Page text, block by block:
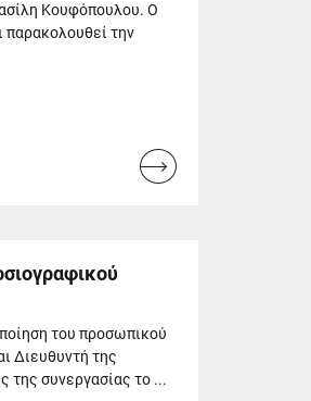
Κουφόπουλου. Ο
παρακολουθεί την
Read
του προσωπικού
Διευθυντή της
της συνεργασίας το ...